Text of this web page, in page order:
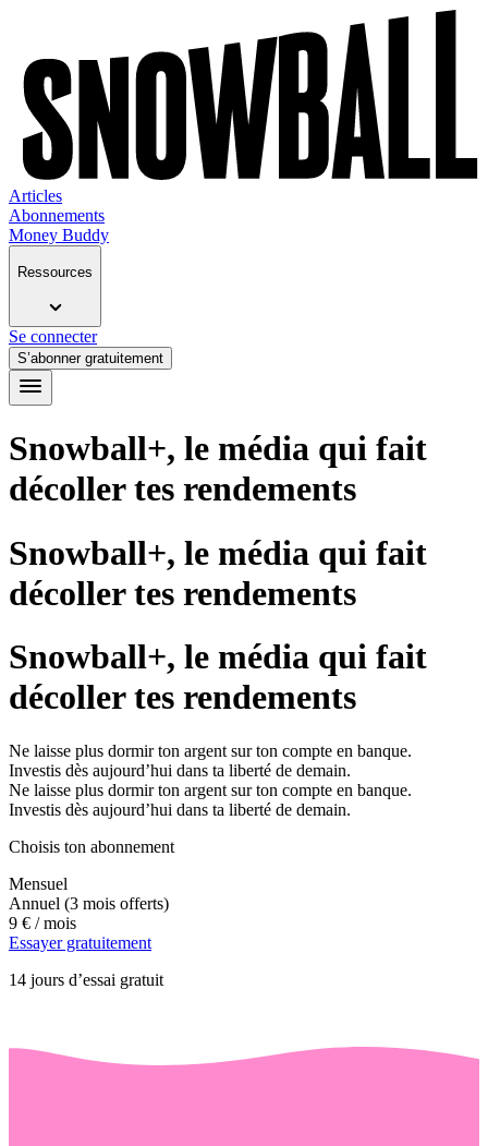
Articles
Abonnements
Money Buddy
Ressources
Se connecter
S’abonner gratuitement
Snowball+, le média qui fait
décoller tes rendements
Snowball+, le média qui fait
décoller tes rendements
Snowball+, le média qui fait
décoller tes rendements
Ne laisse plus dormir ton argent sur ton compte en banque.
Investis dès aujourd’hui dans ta liberté de demain.
Ne laisse plus dormir ton argent sur ton compte en banque.
Investis dès aujourd’hui dans ta liberté de demain.
Choisis ton abonnement
Mensuel
Annuel (3 mois offerts)
9 € / mois
Essayer gratuitement
14 jours d’essai gratuit